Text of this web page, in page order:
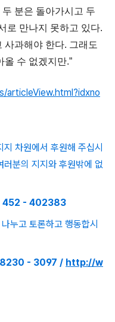
분은 돌아가시고 두
로 만나지 못하고 있다.
사과해야 한다. 그래도
올 수 없겠지만.”
articleView.html?idxno
차원에서 후원해 주십시
분의 지지와 후원밖에 없
- 452 - 402383
누고 토론하고 행동합시
- 3097 / http://w